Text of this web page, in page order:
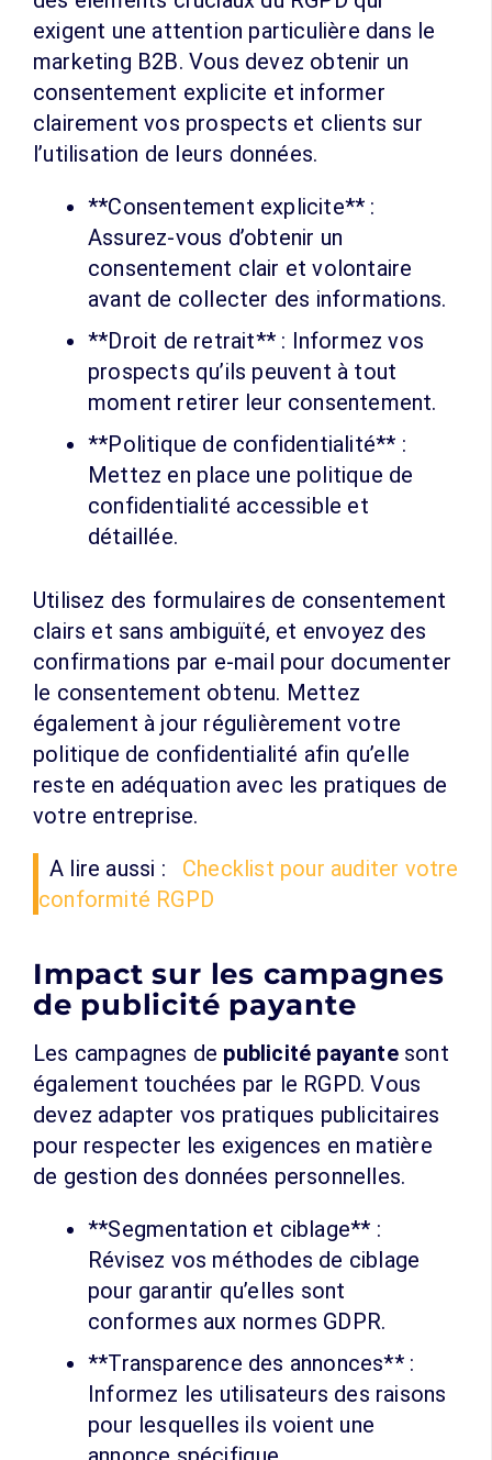
exigent une attention particulière dans le
marketing B2B. Vous devez obtenir un
consentement explicite et informer
clairement vos prospects et clients sur
l’utilisation de leurs données.
**Consentement explicite** :
Assurez-vous d’obtenir un
consentement clair et volontaire
avant de collecter des informations.
**Droit de retrait** : Informez vos
prospects qu’ils peuvent à tout
moment retirer leur consentement.
**Politique de confidentialité** :
Mettez en place une politique de
confidentialité accessible et
détaillée.
Utilisez des formulaires de consentement
clairs et sans ambiguïté, et envoyez des
confirmations par e-mail pour documenter
le consentement obtenu. Mettez
également à jour régulièrement votre
politique de confidentialité afin qu’elle
reste en adéquation avec les pratiques de
votre entreprise.
A lire aussi :
Checklist pour auditer votre
conformité RGPD
Impact sur les campagnes
de publicité payante
Les campagnes de publicité payantesont
également touchées par le RGPD. Vous
devez adapter vos pratiques publicitaires
pour respecter les exigences en matière
de gestion des données personnelles.
**Segmentation et ciblage** :
Révisez vos méthodes de ciblage
pour garantir qu’elles sont
conformes aux normes GDPR.
**Transparence des annonces** :
Informez les utilisateurs des raisons
pour lesquelles ils voient une